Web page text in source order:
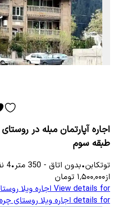
اجاره آپارتمان مبله در
طبقه سوم
توتكابن•بدون اتاق -
350 متر•
4
از۱٬۵۰۰٬۰۰۰ تومان
View details for اجاره ویلا
details for اجاره ویلا روستای